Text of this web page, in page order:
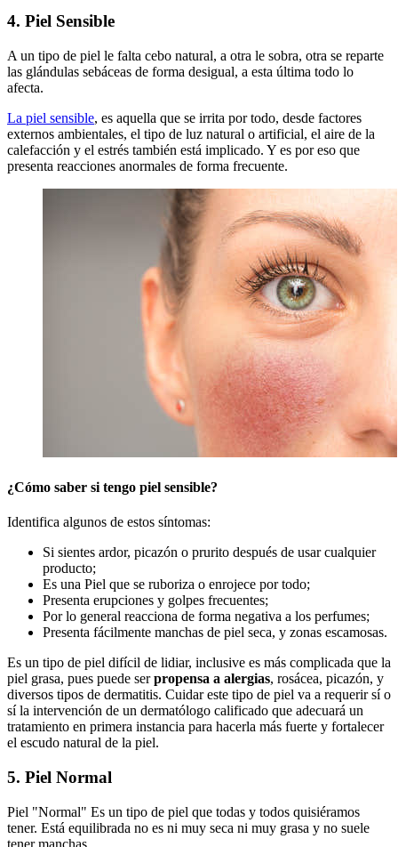
4. Piel Sensible
A un tipo de piel le falta cebo natural, a otra le sobra, otra se reparte
las glándulas sebáceas de forma desigual, a esta última todo lo
afecta.
La piel sensible, es aquella que se irrita por todo, desde factores
externos ambientales, el tipo de luz natural o artificial, el aire de la
calefacción y el estrés también está implicado. Y es por eso que
presenta reacciones anormales de forma frecuente.
¿Cómo saber si tengo piel sensible?
Identifica algunos de estos síntomas:
Si sientes ardor, picazón o prurito después de usar cualquier
producto;
Es una Piel que se ruboriza o enrojece por todo;
Presenta erupciones y golpes frecuentes;
Por lo general reacciona de forma negativa a los perfumes;
Presenta fácilmente manchas de piel seca, y zonas escamosas.
Es un tipo de piel difícil de lidiar, inclusive es más complicada que la
piel grasa, pues puede serpropensa a alergias, rosácea, picazón, y
diversos tipos de dermatitis. Cuidar este tipo de piel va a requerir sí o
sí la intervención de un dermatólogo calificado que adecuará un
tratamiento en primera instancia para hacerla más fuerte y fortalecer
el escudo natural de la piel.
5. Piel Normal
Piel "Normal" Es un tipo de piel que todas y todos quisiéramos
tener. Está equilibrada no es ni muy seca ni muy grasa y no suele
tener manchas.